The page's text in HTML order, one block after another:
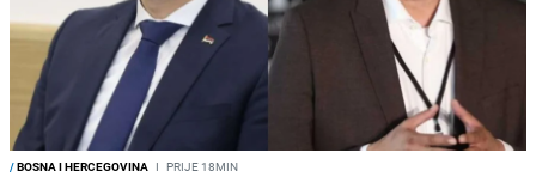
/BOSNA I HERCEGOVINA I PRIJE 18MIN